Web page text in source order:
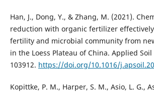
Han, J., Dong, Y., & Zhang, M. (2021).
reduction with organic fertilizer
fertility and microbial community from
in the Loess Plateau of China. Applied Soil
103912. https://doi.org/10.1016/
Kopittke, P. M., Harper, S. M., Asio, L. G.,